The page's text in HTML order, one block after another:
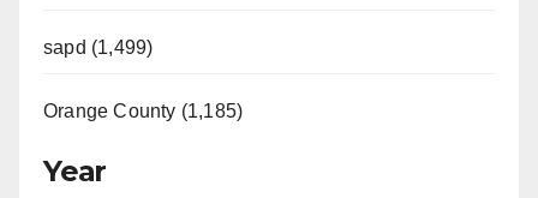
sapd (1,499)
Orange County (1,185)
Year